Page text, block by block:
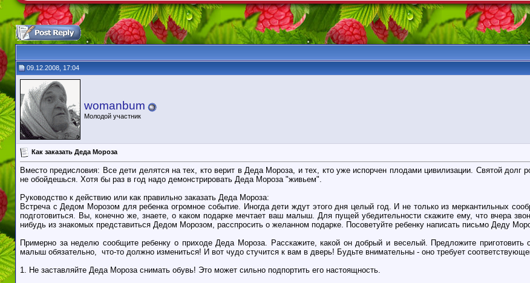
09.12.2008, 17:04
womanbum
Молодой участник
Как заказать Деда Мороза
Вместо предисловия: Все дети делятся на тех, кто верит в Деда Мороза, и тех, кто уже испорчен плодами цивилизации. Святой долг
не обойдешься. Хотя бы раз в год надо демонстрировать Деда Мороза "живьем".
Руководство к действию или как правильно заказать Деда Мороза:
Встреча с Дедом Морозом для ребенка огромное событие. Иногда дети ждут этого дня целый год. И не только из меркантильных
подготовиться. Вы, конечно же, знаете, о каком подарке мечтает ваш малыш. Для пущей убедительности скажите ему, что вчера
нибудь из знакомых представиться Дедом Морозом, расспросить о желанном подарке. Посоветуйте ребенку написать письмо Деду
Примерно за неделю сообщите ребенку о приходе Деда Мороза. Расскажите, какой он добрый и веселый. Предложите приготовить
малыш обязательно, что-то должно измениться! И вот чудо стучится к вам в дверь! Будьте внимательны - оно требует
1. Не заставляйте Деда Мороза снимать обувь! Это может сильно подпортить его настоящность.